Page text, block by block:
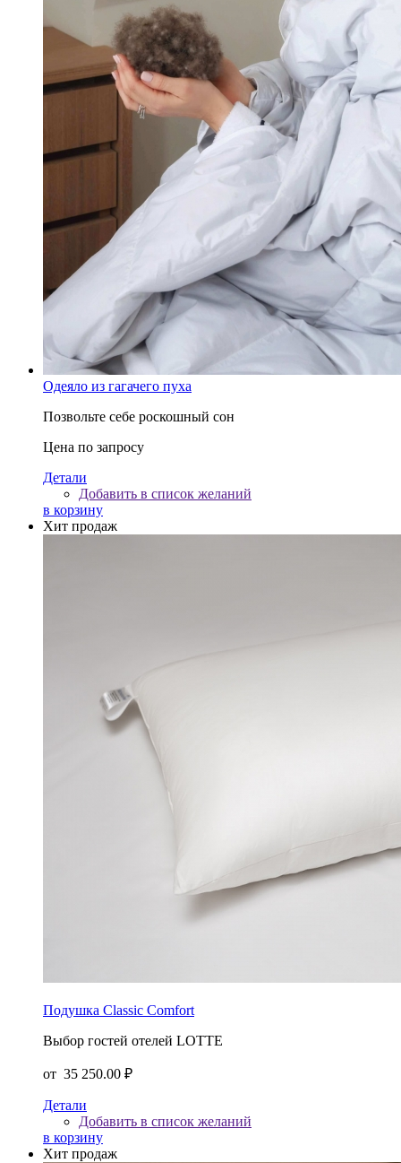
Одеяло из гагачего пуха
Позвольте себе роскошный сон
Цена по запросу
Детали
Добавить в список желаний
в корзину
Хит продаж
Подушка Classic Comfort
Выбор гостей отелей LOTTE
от 35 250.00 ₽
Детали
Добавить в список желаний
в корзину
Хит продаж